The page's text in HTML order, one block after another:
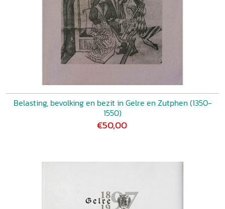
Belasting, bevolking en bezit in Gelre en Zutphen (1350-
1550)
€50,00